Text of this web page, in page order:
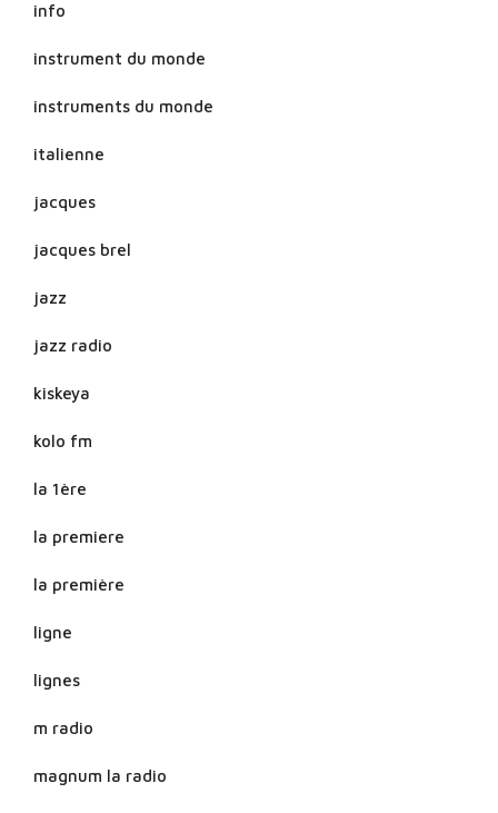
info
instrument du monde
instruments du monde
italienne
jacques
jacques brel
jazz
jazz radio
kiskeya
kolo fm
la 1ère
la premiere
la première
ligne
lignes
m radio
magnum la radio